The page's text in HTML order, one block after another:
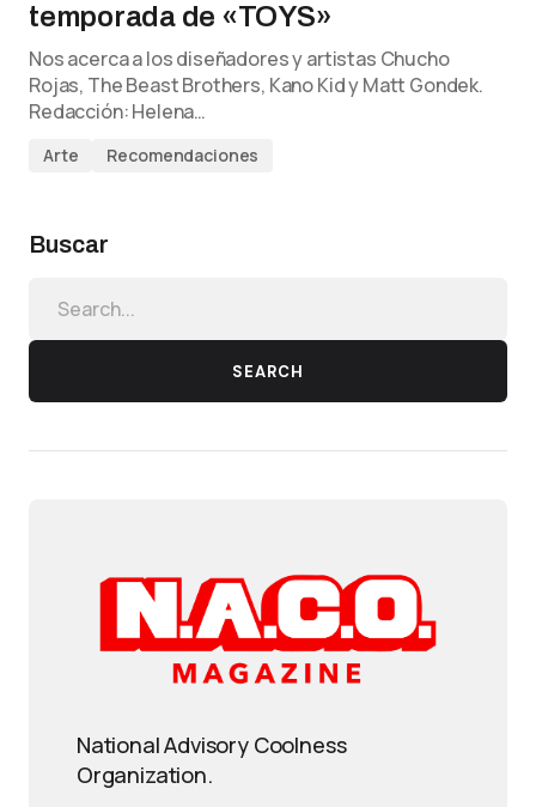
temporada de «TOYS»
Nos acerca a los diseñadores y artistas Chucho
Rojas, The Beast Brothers, Kano Kid y Matt Gondek.
Redacción: Helena…
Arte Recomendaciones
Buscar
SEARCH
National Advisory Coolness
Organization.